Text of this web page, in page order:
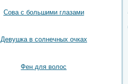
Сова с большими глазами
Девушка в солнечных очках
Фен для волос